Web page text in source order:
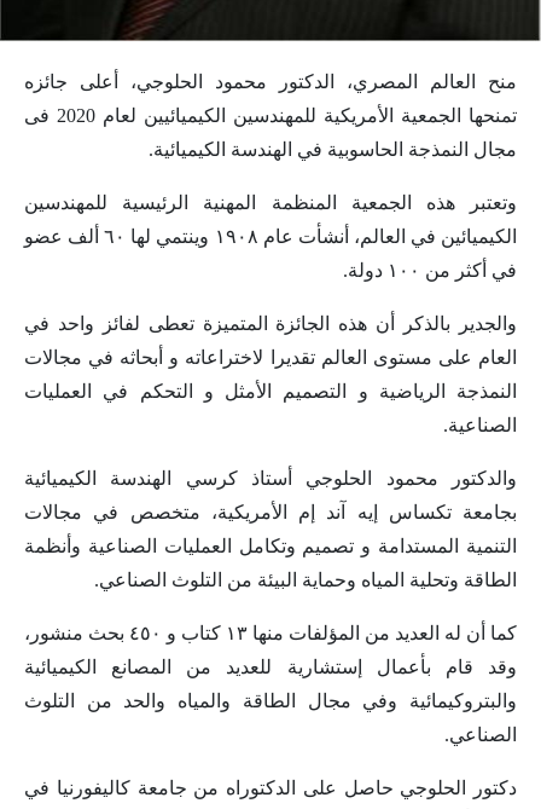
منح العالم المصري، الدكتور محمود الحلوجي، أعلى جائزه
تمنحها الجمعية الأمريكية للمهندسين الكيميائيين لعام 2020 فى
مجال النمذجة الحاسوبية في الهندسة الكيميائية.
وتعتبر هذه الجمعية المنظمة المهنية الرئيسية للمهندسين
الكيميائين في العالم، أنشأت عام ١٩٠٨ وينتمي لها ٦٠ ألف عضو
في أكثر من ١٠٠ دولة.
والجدير بالذكر أن ‏هذه الجائزة المتميزة تعطى ‏لفائز واحد ‏في
العام على مستوى العالم تقديرا لاختراعاته و أبحاثه ‏في مجالات
النمذجة الرياضية و التصميم الأمثل و التحكم في العمليات
الصناعية.
والدكتور محمود الحلوجي أستاذ كرسي الهندسة الكيميائية
بجامعة تكساس إيه آند إم الأمريكية، ‏متخصص في مجالات
التنمية المستدامة و تصميم وتكامل العمليات الصناعية وأنظمة
الطاقة وتحلية المياه وحماية البيئة من التلوث الصناعي.
‏كما أن له ‏العديد من المؤلفات منها ١٣ كتاب و ٤٥٠ بحث منشور،
وقد قام بأعمال إستشارية ‏للعديد من المصانع الكيميائية
والبتروكيمائية وفي مجال الطاقة والمياه والحد من التلوث
الصناعي.
دكتور الحلوجي ‏حاصل على الدكتوراه من جامعة كاليفورنيا في